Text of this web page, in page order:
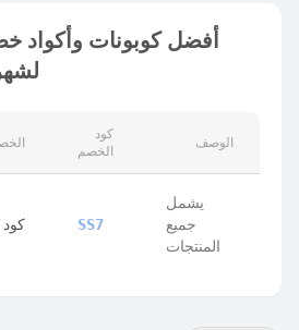
أفضل كوبونات وأكواد
كود
الخصم
الوصف
SS7
يشمل
جميع
المنتجات